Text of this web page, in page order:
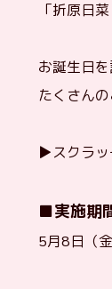
「折原日
お誕生日
たくさん
▶︎スクラッ
■実施期
5月8日（